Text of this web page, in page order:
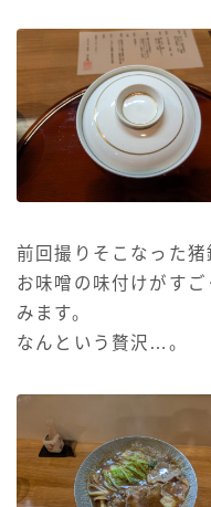
前回撮りそこなった猪
お味噌の味付けがす
みます。
なんという贅沢…。